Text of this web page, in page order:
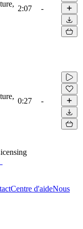
2:07 -
0:27 -
Centre d'aideNous